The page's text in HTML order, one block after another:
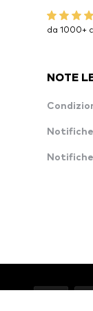
da 1000+
NOTE
Notifiche